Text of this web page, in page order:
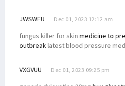
JWSWEU Dec 01, 2023 12:12 am
fungus killer for skin medicine to
outbreaklatest blood pressure
VXGVUU Dec 01, 2023 09:25 pm